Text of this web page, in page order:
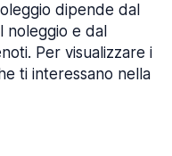
dipende dal
e dal
Per visualizzare i
ti interessano nella